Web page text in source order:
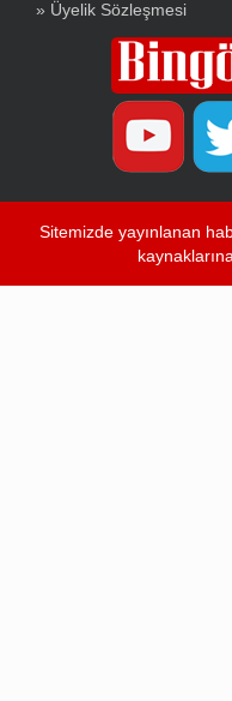
» Üyelik Sözleşmesi
Sitemizde yayınlanan